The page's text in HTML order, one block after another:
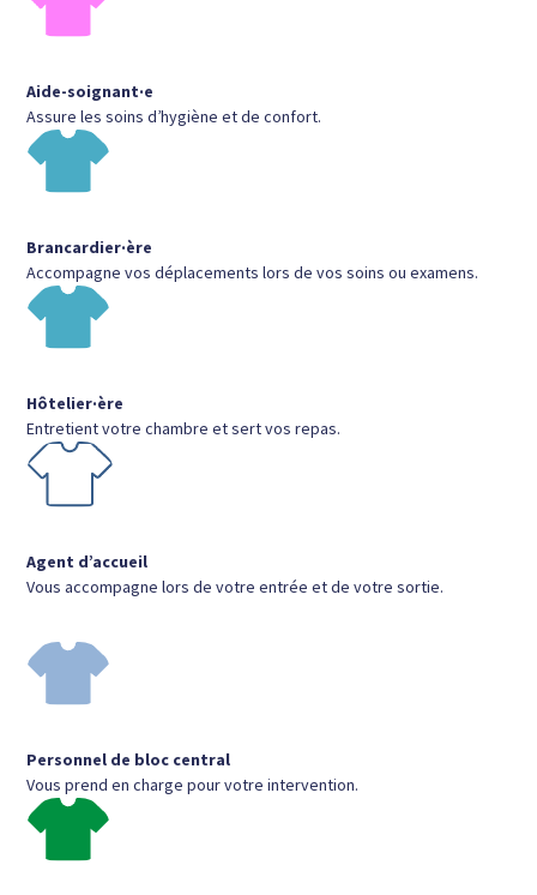
Aide-soignant·e
Assure les soins d’hygiène et de confort.
Brancardier·ère
Accompagne vos déplacements lors de vos soins ou examens.
Hôtelier·ère
Entretient votre chambre et sert vos repas.
Agent d’accueil
Vous accompagne lors de votre entrée et de votre sortie.
Personnel de bloc central
Vous prend en charge pour votre intervention.